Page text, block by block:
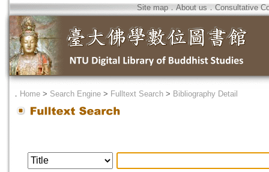
Site map．About us ． Consultative
． Home > Search Engine > Fulltext Search > Bibliography Detail